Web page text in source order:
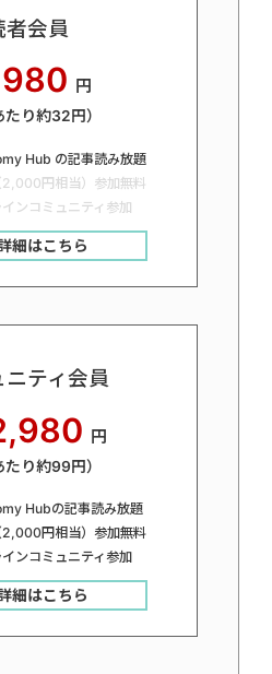
者会員
980 円
たり約32円）
Hub の記事読み放題
2,000円相当）参加無料
ンコミュニティ参加
細はこちら
ニティ会員
円
たり約99円）
Hubの記事読み放題
2,000円相当）参加無料
ンコミュニティ参加
細はこちら